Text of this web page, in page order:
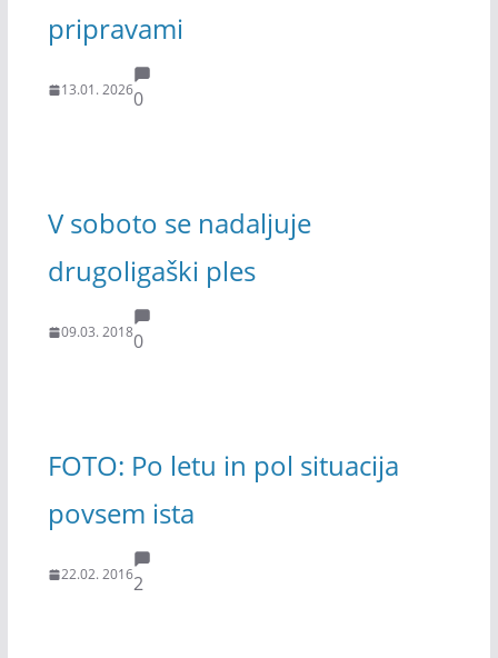
pripravami
13.01. 20260
V soboto se nadaljuje
drugoligaški ples
09.03. 20180
FOTO: Po letu in pol situacija
povsem ista
22.02. 20162